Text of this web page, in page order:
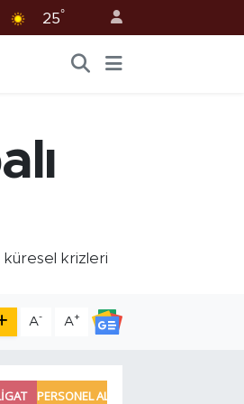
25°
küresel krizleri
A- A+